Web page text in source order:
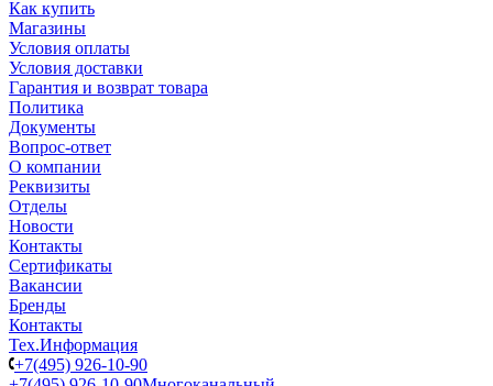
Как купить
Магазины
Условия оплаты
Условия доставки
Гарантия и возврат товара
Политика
Документы
Вопрос-ответ
О компании
Реквизиты
Отделы
Новости
Контакты
Сертификаты
Вакансии
Бренды
Контакты
Тех.Информация
+7(495) 926-10-90